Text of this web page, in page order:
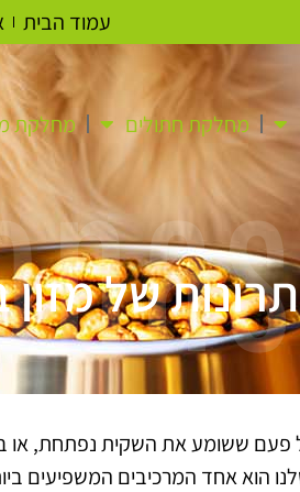
עמוד הבית
מחלקת חתולים מחלקת
של
ששומע את השקית נפתחת, או
הוא אחד המרכיבים המשפיעים